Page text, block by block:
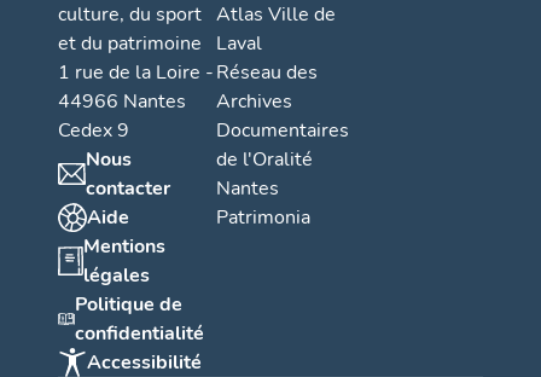
culture, du sport
et du patrimoine
1 rue de la Loire -
44966 Nantes
Cedex 9
Nous
contacter
Aide
Mentions
légales
Politique de
confidentialité
Accessibilité
Atlas Ville de
Laval
Réseau des
Archives
Documentaires
de l'Oralité
Nantes
Patrimonia